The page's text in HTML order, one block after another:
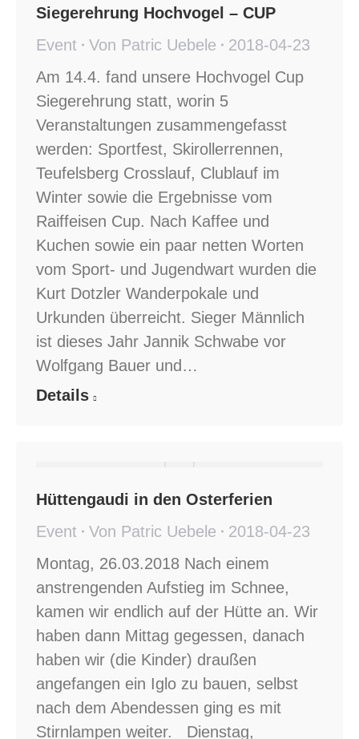
Siegerehrung Hochvogel – CUP
Event
Von Patric Uebele
2018-04-23
Am 14.4. fand unsere Hochvogel Cup
Siegerehrung statt, worin 5
Veranstaltungen zusammengefasst
werden: Sportfest, Skirollerrennen,
Teufelsberg Crosslauf, Clublauf im
Winter sowie die Ergebnisse vom
Raiffeisen Cup. Nach Kaffee und
Kuchen sowie ein paar netten Worten
vom Sport- und Jugendwart wurden die
Kurt Dotzler Wanderpokale und
Urkunden überreicht. Sieger Männlich
ist dieses Jahr Jannik Schwabe vor
Wolfgang Bauer und…
Details
Hüttengaudi in den Osterferien
Event
Von Patric Uebele
2018-04-23
Montag, 26.03.2018 Nach einem
anstrengenden Aufstieg im Schnee,
kamen wir endlich auf der Hütte an. Wir
haben dann Mittag gegessen, danach
haben wir (die Kinder) draußen
angefangen ein Iglo zu bauen, selbst
nach dem Abendessen ging es mit
Stirnlampen weiter. Dienstag,